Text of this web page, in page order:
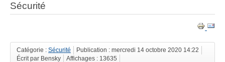
Sécurité
Catégorie : Sécurité
Publication : mercredi 14 octobre 2020 14:22
Écrit par Bensky
Affichages : 13635